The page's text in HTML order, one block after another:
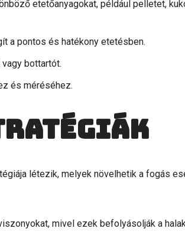
etetőanyagokat, például pelletet,
a pontos és hatékony etetésben.
bottartót.
és méréséhez.
létezik, melyek növelhetik a fogás
mivel ezek befolyásolják a